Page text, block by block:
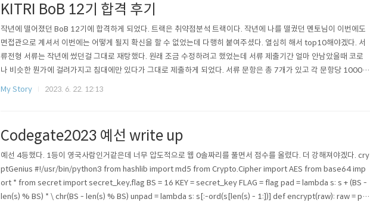
KITRI BoB 12기 합격 후기
작년에 떨어졌던 BoB 12기에 합격하게 되었다. 트랙은 취약점분석 트랙이다. 작년에 나를 떨궜던 멘토님이 이번에도
면접관으로 계셔서 이번에는 어떻게 될지 확신을 할 수 없었는데 다행히 붙여주셨다. 열심히 해서 top10해야겠다. 서
류전형 서류는 작년에 썼던걸 그대로 재탕했다. 원래 조금 수정하려고 했었는데 서류 제출기간 얼마 안남았을때 코로
나 비슷한 뭔가에 걸려가지고 침대에만 있다가 그대로 제출하게 되었다. 서류 문항은 총 7개가 있고 각 문항당 1000자
My Story 2023. 6. 22. 12:13
Codegate2023 예선 write up
예선 4등했다. 1등이 영국사람인거같은데 너무 압도적으로 웹 0솔짜리를 풀면서 점수를 올렸다. 더 강해져야겠다. cry
ptGenius #!/usr/bin/python3 from hashlib import md5 from Crypto.Cipher import AES from base64 imp
ort * from secret import secret_key,flag BS = 16 KEY = secret_key FLAG = flag pad = lambda s: s + (BS -
len(s) % BS) * \ chr(BS - len(s) % BS) unpad = lambda s: s[:-ord(s[len(s) - 1:])] def encrypt(raw): raw = pa